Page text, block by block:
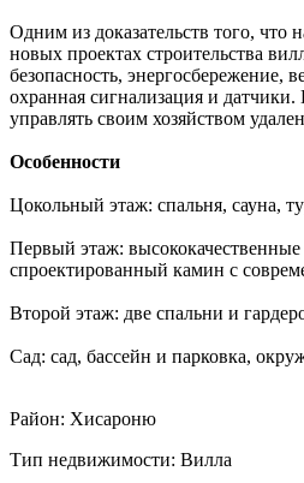
Одним из доказательств того,
новых проектах строительства
безопасность,
охранная сигнализация и
управлять своим хозяйством
Особенности
Цокольный этаж: спальня, сауна,
Первый этаж:
спроектированный камин с
Второй этаж: две спальни и
Сад: сад, бассейн и парковка,
Район: Хисароню
Тип недвижимости: Вилла